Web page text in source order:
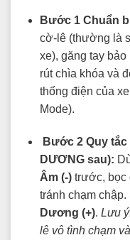
Bước 1 Chuẩn
cờ-lê (thường là
xe), găng tay
rút chìa khóa và
thống điện của
Mode).
Bước 2 Quy
DƯƠNG sau):
Âm (-)trước, bọc
tránh chạm
Dương (+). Lưu
lê vô tình chạm